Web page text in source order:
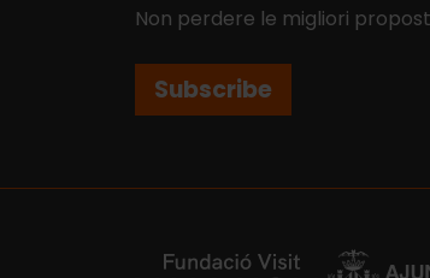
Non perdere le migliori
Subscribe